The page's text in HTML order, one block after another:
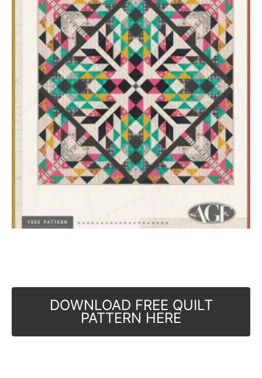
DOWNLOAD FREE QUILT
PATTERN HERE